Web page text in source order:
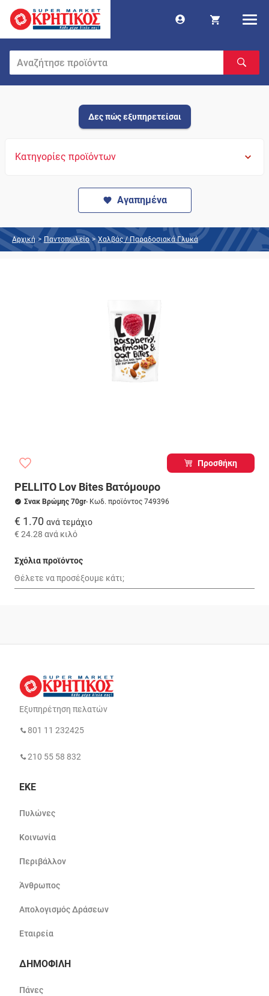
Δες πώς εξυπηρετείσαι
Κατηγορίες προϊόντων
Αγαπημένα
Αρχική > Παντοπωλείο > Χαλβάς / Παραδοσιακά Γλυκά
Προσθήκη
PELLITO Lov Bites Βατόμουρο
Σνακ Βρώμης 70gr- Κωδ. προϊόντος 749396
€ 1.70 ανά τεμάχιο
€ 24.28 ανά κιλό
Σχόλια προϊόντος
Εξυπηρέτηση πελατών
801 11 232425
210 55 58 832
ΕΚΕ
Πυλώνες
Κοινωνία
Περιβάλλον
Άνθρωπος
Απολογισμός Δράσεων
Εταιρεία
ΔΗΜΟΦΙΛΗ
Πάνες